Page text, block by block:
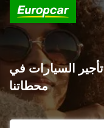
تأجير السيارات في Kajaani : اكتشف جميع
محطاتنا